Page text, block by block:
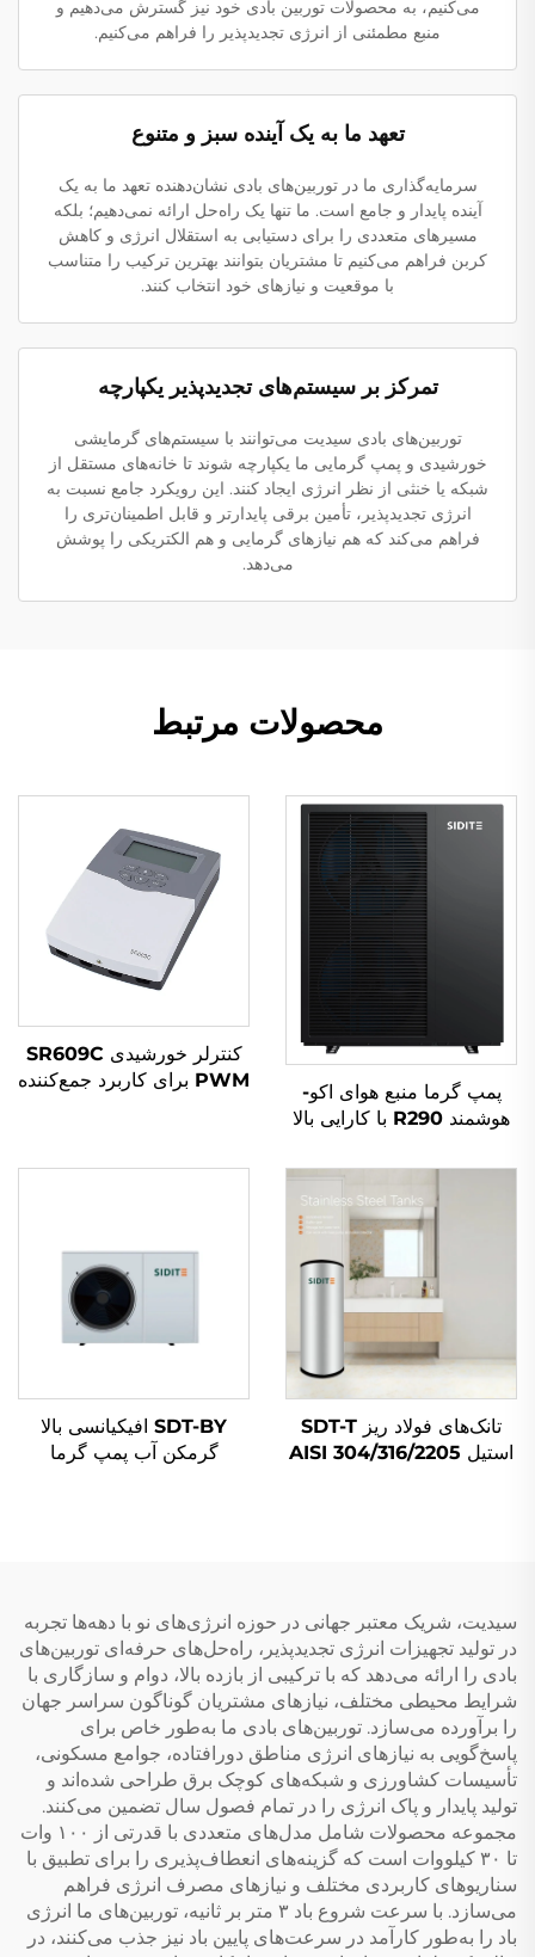
می‌کنیم، به محصولات توربین بادی خود نیز گسترش می‌دهیم و
منبع مطمئنی از انرژی تجدیدپذیر را فراهم می‌کنیم.
تعهد ما به یک آینده سبز و متنوع
سرمایه‌گذاری ما در توربین‌های بادی نشان‌دهنده تعهد ما به یک
آینده پایدار و جامع است. ما تنها یک راه‌حل ارائه نمی‌دهیم؛ بلکه
مسیرهای متعددی را برای دستیابی به استقلال انرژی و کاهش
کربن فراهم می‌کنیم تا مشتریان بتوانند بهترین ترکیب را متناسب
با موقعیت و نیازهای خود انتخاب کنند.
تمرکز بر سیستم‌های تجدیدپذیر یکپارچه
توربین‌های بادی سیدیت می‌توانند با سیستم‌های گرمایشی
خورشیدی و پمپ گرمایی ما یکپارچه شوند تا خانه‌های مستقل از
شبکه یا خنثی از نظر انرژی ایجاد کنند. این رویکرد جامع نسبت به
انرژی تجدیدپذیر، تأمین برقی پایدارتر و قابل اطمینان‌تری را
فراهم می‌کند که هم نیازهای گرمایی و هم الکتریکی را پوشش
می‌دهد.
محصولات مرتبط
پمپ گرما منبع هوای اکو-
هوشمند R290 با کارایی بالا
مسکونی خانگی راحت و فلز
مقاوم
کنترلر خورشیدی SR609C
PWM برای کاربرد جمع‌کننده
تانک‌های فولاد ریز SDT-T
استیل AISI 304/316/2205
SDT-BY افیکیانسی بالا
گرمکن آب پمپ گرما
سیدیت، شریک معتبر جهانی در حوزه انرژی‌های نو با دهه‌ها تجربه
در تولید تجهیزات انرژی تجدیدپذیر، راه‌حل‌های حرفه‌ای توربین‌های
بادی را ارائه می‌دهد که با ترکیبی از بازده بالا، دوام و سازگاری با
شرایط محیطی مختلف، نیازهای مشتریان گوناگون سراسر جهان
را برآورده می‌سازد. توربین‌های بادی ما به‌طور خاص برای
پاسخ‌گویی به نیازهای انرژی مناطق دورافتاده، جوامع مسکونی،
تأسیسات کشاورزی و شبکه‌های کوچک برق طراحی شده‌اند و
تولید پایدار و پاک انرژی را در تمام فصول سال تضمین می‌کنند.
مجموعه محصولات شامل مدل‌های متعددی با قدرتی از ۱۰۰ وات
تا ۳۰ کیلووات است که گزینه‌های انعطاف‌پذیری را برای تطبیق با
سناریوهای کاربردی مختلف و نیازهای مصرف انرژی فراهم
می‌سازد. با سرعت شروع باد ۳ متر بر ثانیه، توربین‌های ما انرژی
باد را به‌طور کارآمد در سرعت‌های پایین باد نیز جذب می‌کنند، در